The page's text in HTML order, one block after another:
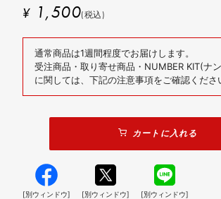
¥ 1,500(税込)
通常商品は1週間程度でお届けします。
受注商品・取り寄せ商品・NUMBER KIT(ナ
に関しては、下記の注意事項をご確認くださ
カートに入れる
[別ウィンドウ] [別ウィンドウ] [別ウィンドウ]